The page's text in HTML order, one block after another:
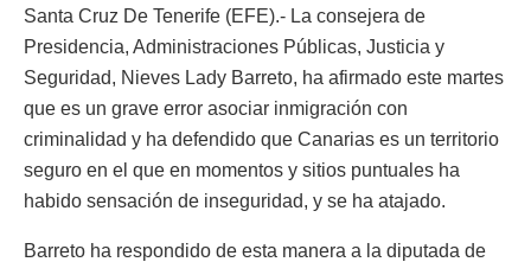
Santa Cruz De Tenerife (EFE).- La consejera de
Presidencia, Administraciones Públicas, Justicia y
Seguridad, Nieves Lady Barreto, ha afirmado este martes
que es un grave error asociar inmigración con
criminalidad y ha defendido que Canarias es un territorio
seguro en el que en momentos y sitios puntuales ha
habido sensación de inseguridad, y se ha atajado.
Barreto ha respondido de esta manera a la diputada de